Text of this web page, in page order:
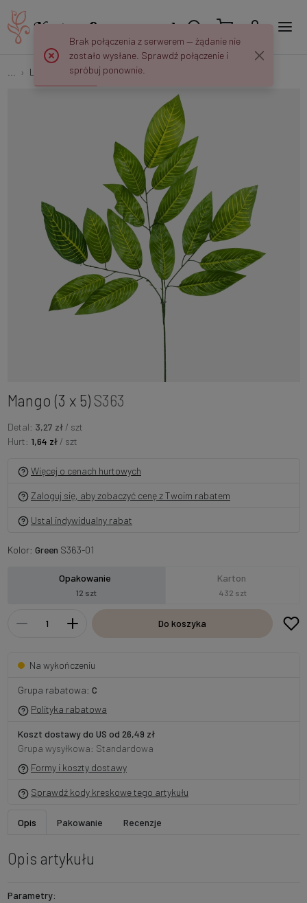
Liście Mango (3 x 5) S363
Mango (3 x 5) S363
Detal: 3,27 zł / szt
Hurt: 1,64 zł / szt
Więcej o cenach hurtowych
Zaloguj się, aby zobaczyć cenę z Twoim rabatem
Ustal indywidualny rabat
Kolor: Green S363-01
Opakowanie
12 szt
Karton
432 szt
Do koszyka
Na wykończeniu
Grupa rabatowa: C
Polityka rabatowa
Koszt dostawy do US od 26,49 zł
Grupa wysyłkowa: Standardowa
Formy i koszty dostawy
Sprawdź kody kreskowe tego artykułu
Opis Pakowanie Recenzje
Opis artykułu
Parametry:
Brak połączenia z serwerem — żądanie nie
zostało wysłane. Sprawdź połączenie i
spróbuj ponownie.